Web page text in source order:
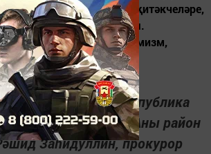
эпидемиалогия бүлеге җитәкчеләре,
киңәшмә булды.
җинаятьләр, экстремизм,
каршы...
визит белән Республика
Нафиков килде. Аны район
Заһидуллин, прокурор